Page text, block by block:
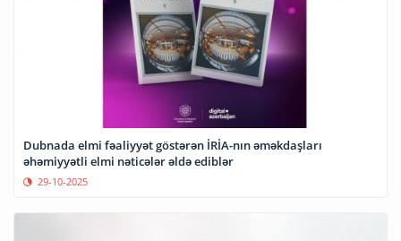
Dubnada elmi fəaliyyət göstərən İRİA-nın əməkdaşları
əhəmiyyətli elmi nəticələr əldə ediblər
29-10-2025